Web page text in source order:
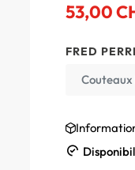
53,00
FRED
Couteaux